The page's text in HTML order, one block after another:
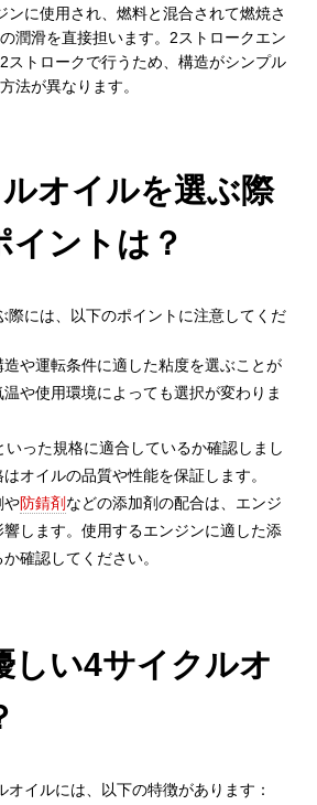
ンに使用され、燃料と混合されて燃焼さ
潤滑を直接担います。2ストロークエン
ストロークで行うため、構造がシンプル
法が異なります。
オイルを選ぶ際
イントは？
際には、以下のポイントに注意してくだ
造や運転条件に適した粘度を選ぶことが
や使用環境によっても選択が変わりま
いった規格に適合しているか確認しまし
オイルの品質や性能を保証します。
や防錆剤 などの添加剤の配合は、エンジ
響します。使用するエンジンに適した添
確認してください。
しい4サイクルオ
イルには、以下の特徴があります：